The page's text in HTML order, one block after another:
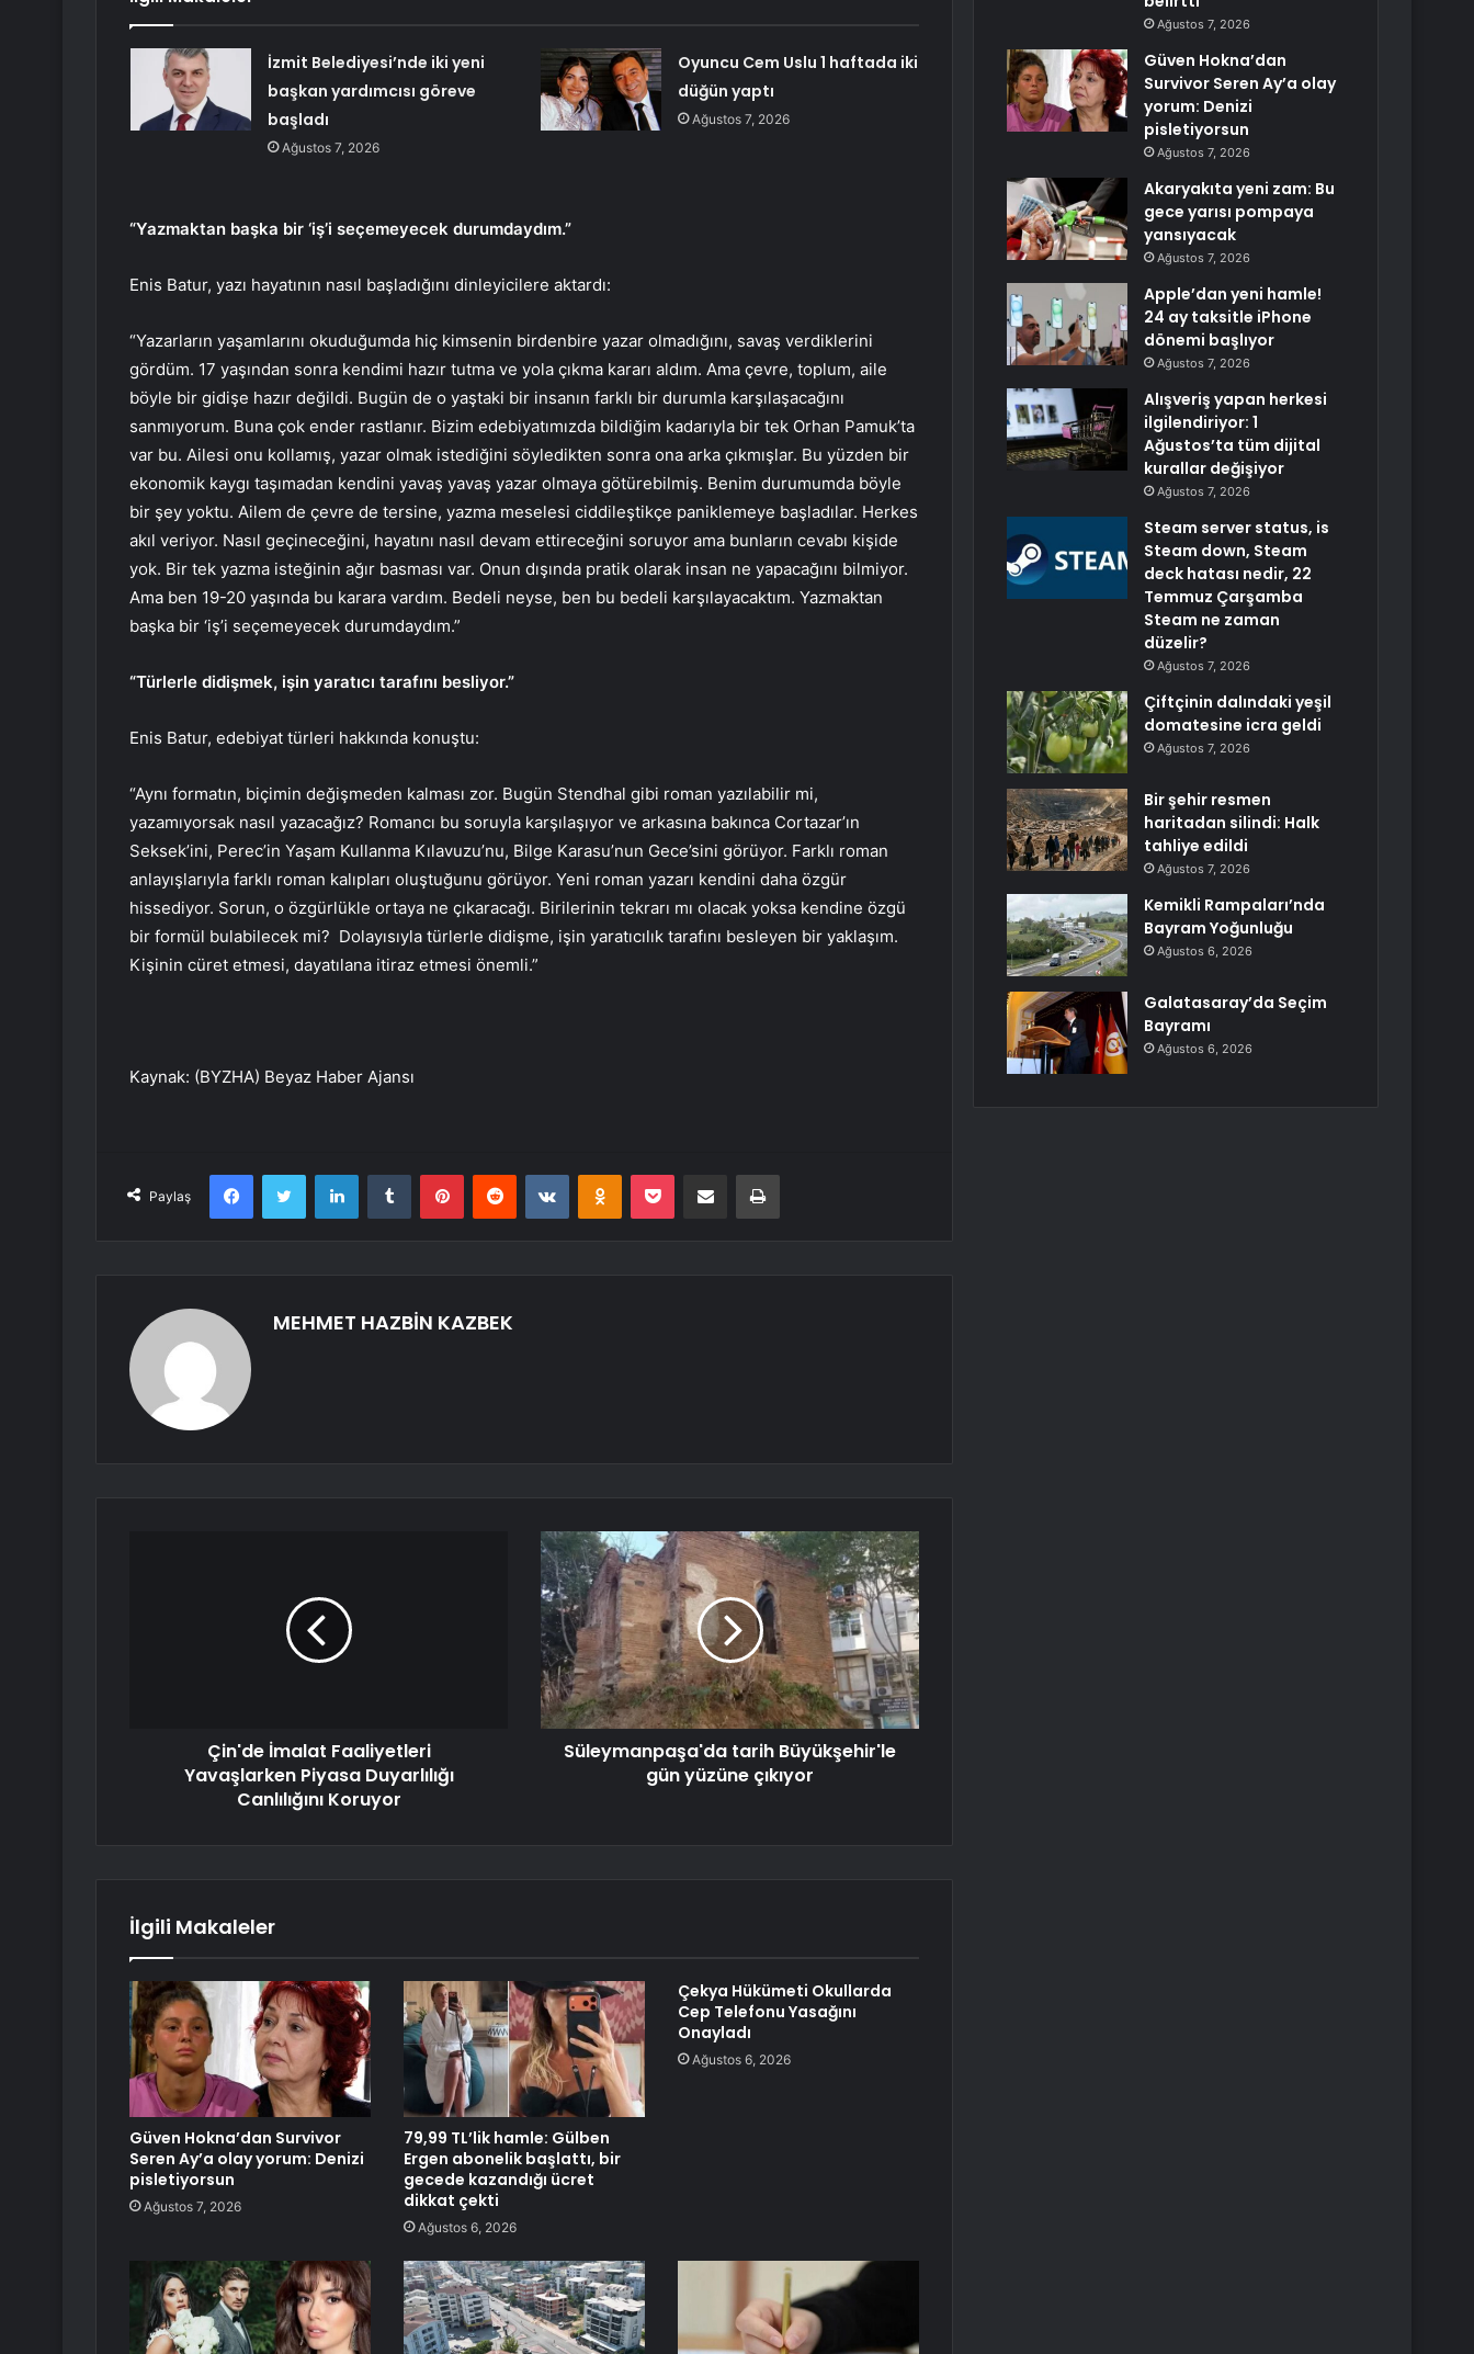
İzmit Belediyesi’nde iki yeni
başkan yardımcısı göreve
başladı
Ağustos 7, 2026
Oyuncu Cem Uslu 1 haftada iki
düğün yaptı
Ağustos 7, 2026
“Yazmaktan başka bir ‘iş’i seçemeyecek durumdaydım.”
Enis Batur, yazı hayatının nasıl başladığını dinleyicilere aktardı:
“Yazarların yaşamlarını okuduğumda hiç kimsenin birdenbire yazar olmadığını, savaş verdiklerini
gördüm. 17 yaşından sonra kendimi hazır tutma ve yola çıkma kararı aldım. Ama çevre, toplum, aile
böyle bir gidişe hazır değildi. Bugün de o yaştaki bir insanın farklı bir durumla karşılaşacağını
sanmıyorum. Buna çok ender rastlanır. Bizim edebiyatımızda bildiğim kadarıyla bir tek Orhan Pamuk’ta
var bu. Ailesi onu kollamış, yazar olmak istediğini söyledikten sonra ona arka çıkmışlar. Bu yüzden bir
ekonomik kaygı taşımadan kendini yavaş yavaş yazar olmaya götürebilmiş. Benim durumumda böyle
bir şey yoktu. Ailem de çevre de tersine, yazma meselesi ciddileştikçe paniklemeye başladılar. Herkes
akıl veriyor. Nasıl geçineceğini, hayatını nasıl devam ettireceğini soruyor ama bunların cevabı kişide
yok. Bir tek yazma isteğinin ağır basması var. Onun dışında pratik olarak insan ne yapacağını bilmiyor.
Ama ben 19-20 yaşında bu karara vardım. Bedeli neyse, ben bu bedeli karşılayacaktım. Yazmaktan
başka bir ‘iş’i seçemeyecek durumdaydım.”
“Türlerle didişmek, işin yaratıcı tarafını besliyor.”
Enis Batur, edebiyat türleri hakkında konuştu:
“Aynı formatın, biçimin değişmeden kalması zor. Bugün Stendhal gibi roman yazılabilir mi,
yazamıyorsak nasıl yazacağız? Romancı bu soruyla karşılaşıyor ve arkasına bakınca Cortazar’ın
Seksek’ini, Perec’in Yaşam Kullanma Kılavuzu’nu, Bilge Karasu’nun Gece’sini görüyor. Farklı roman
anlayışlarıyla farklı roman kalıpları oluştuğunu görüyor. Yeni roman yazarı kendini daha özgür
hissediyor. Sorun, o özgürlükle ortaya ne çıkaracağı. Birilerinin tekrarı mı olacak yoksa kendine özgü
bir formül bulabilecek mi? Dolayısıyla türlerle didişme, işin yaratıcılık tarafını besleyen bir yaklaşım.
Kişinin cüret etmesi, dayatılana itiraz etmesi önemli.”
Kaynak: (BYZHA) Beyaz Haber Ajansı
Paylaş
FacebookTwitter LinkedInTumblr PinterestReddit VKontakteOdnoklassniki
Pocket E-Posta ile paylaş Yazdır
MEHMET HAZBİN KAZBEK
Çin'de İmalat Faaliyetleri
Yavaşlarken Piyasa Duyarlılığı
Canlılığını Koruyor
Süleymanpaşa'da tarih Büyükşehir'le
gün yüzüne çıkıyor
İlgili Makaleler
Güven Hokna’dan Survivor
Seren Ay’a olay yorum: Denizi
pisletiyorsun
Ağustos 7, 2026
79,99 TL’lik hamle: Gülben
Ergen abonelik başlattı, bir
gecede kazandığı ücret
dikkat çekti
Ağustos 6, 2026
Çekya Hükümeti Okullarda
Cep Telefonu Yasağını
Onayladı
Ağustos 6, 2026
Ağustos 7, 2026
Güven Hokna’dan
Survivor Seren Ay’a olay
yorum: Denizi
pisletiyorsun
Ağustos 7, 2026
Akaryakıta yeni zam: Bu
gece yarısı pompaya
yansıyacak
Ağustos 7, 2026
Apple’dan yeni hamle!
24 ay taksitle iPhone
dönemi başlıyor
Ağustos 7, 2026
Alışveriş yapan herkesi
ilgilendiriyor: 1
Ağustos’ta tüm dijital
kurallar değişiyor
Ağustos 7, 2026
Steam server status, is
Steam down, Steam
deck hatası nedir, 22
Temmuz Çarşamba
Steam ne zaman
düzelir?
Ağustos 7, 2026
Çiftçinin dalındaki yeşil
domatesine icra geldi
Ağustos 7, 2026
Bir şehir resmen
haritadan silindi: Halk
tahliye edildi
Ağustos 7, 2026
Kemikli Rampaları’nda
Bayram Yoğunluğu
Ağustos 6, 2026
Galatasaray’da Seçim
Bayramı
Ağustos 6, 2026